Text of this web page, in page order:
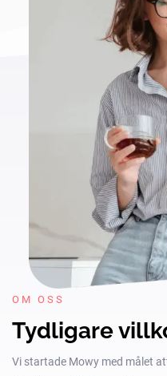
OM OSS
Tydligare
Vi startade Mowy med målet